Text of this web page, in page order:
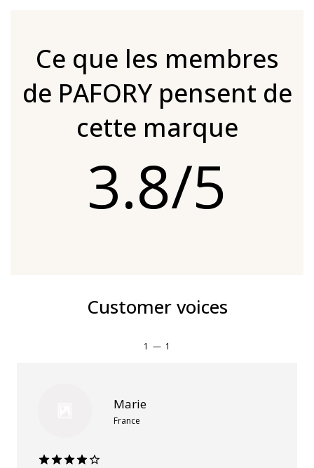
Ce que les membres
de PAFORY pensent de
cette marque
3.8/5
Customer voices
1 — 1
Marie
France